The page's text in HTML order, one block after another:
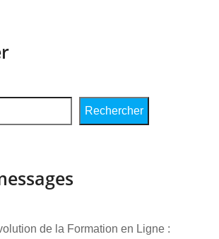
Rechercher
de la Formation en Ligne :